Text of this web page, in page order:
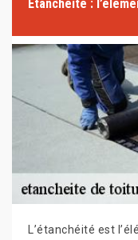
Étanchéité :
L’étanchéité est